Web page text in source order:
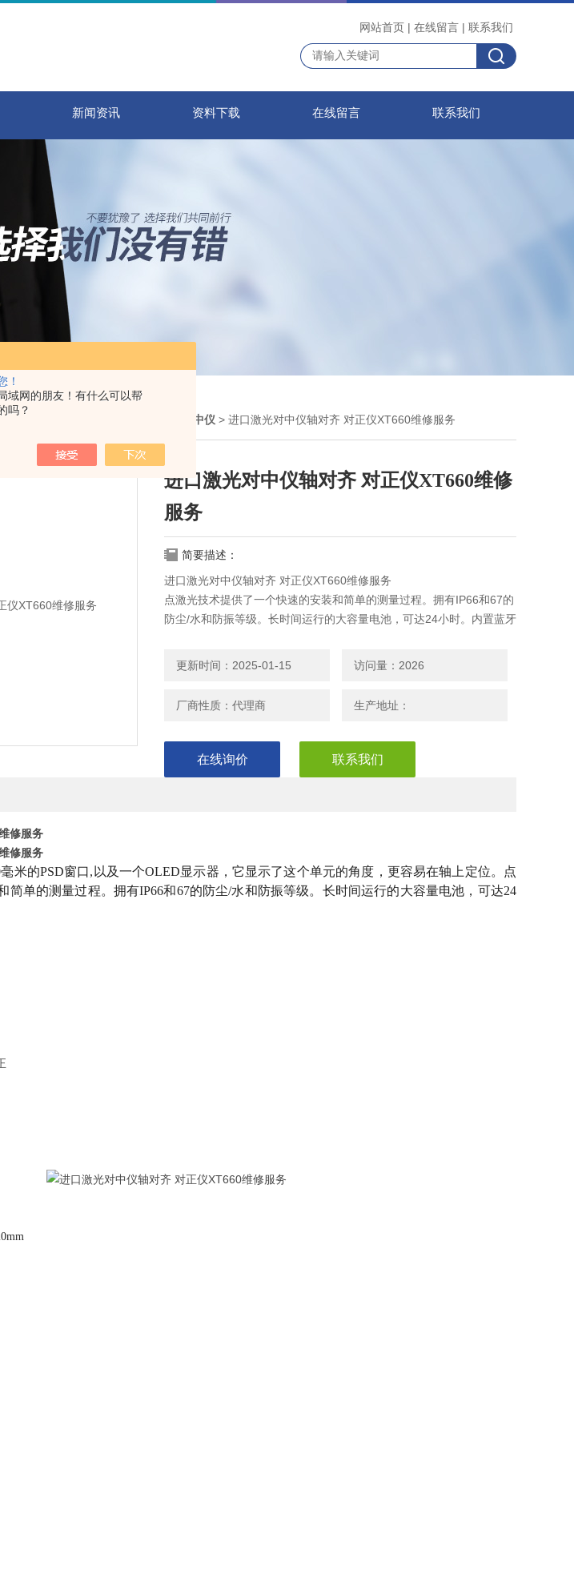
！
域网的朋友！有什么可以帮
吗？
网站首页 | 在线留言 | 联系我们
新闻资讯 资料下载 在线留言 联系我们
> 瑞典easy-laser激光对中仪 激光对中仪 > 进口激光对中仪轴对齐 对正仪XT660维修服务
进口激光对中仪轴对齐 对正仪XT660维修
服务
简要描述：
进口激光对中仪轴对齐 对正仪XT660维修服务
点激光技术提供了一个快速的安装和简单的测量过程。拥有IP66和67的
防尘/水和防振等级。长时间运行的大容量电池，可达24小时。内置蓝牙
更新时间：2025-01-15 访问量：2026
厂商性质：代理商 生产地址：
在线询价 联系我们
修服务
修服务
米的PSD窗口,以及一个OLED显示器，它显示了这个单元的角度，更容易在轴上定位。点
简单的测量过程。拥有IP66和67的防尘/水和防振等级。长时间运行的大容量电池，可达24